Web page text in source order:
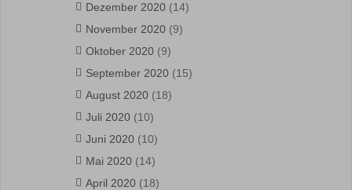
Dezember 2020 (14)
November 2020 (9)
Oktober 2020 (9)
September 2020 (15)
August 2020 (18)
Juli 2020 (10)
Juni 2020 (10)
Mai 2020 (14)
April 2020 (18)